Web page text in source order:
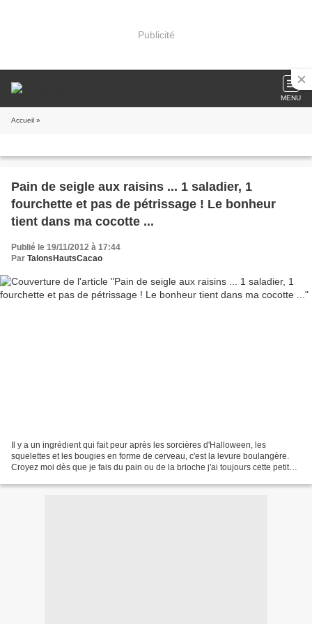
Publicité
MENU
Accueil »
Pain de seigle aux raisins ... 1 saladier, 1
fourchette et pas de pétrissage ! Le bonheur
tient dans ma cocotte ...
Publié le 19/11/2012 à 17:44
Par TalonsHautsCacao
Il y a un ingrédient qui fait peur après les sorcières d'Halloween, les
squelettes et les bougies en forme de cerveau, c'est la levure boulangère.
Croyez moi dès que je fais du pain ou de la brioche j'ai toujours cette petite